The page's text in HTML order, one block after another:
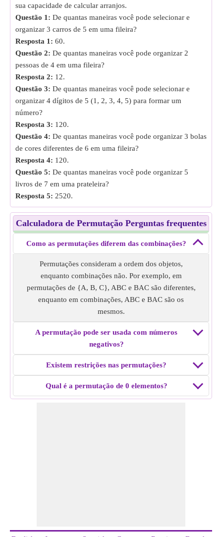
sua capacidade de calcular arranjos.
Questão 1: De quantas maneiras você pode selecionar e
organizar 3 carros de 5 em uma fileira?
Resposta 1: 60.
Questão 2: De quantas maneiras você pode organizar 2
pessoas de 4 em uma fileira?
Resposta 2: 12.
Questão 3: De quantas maneiras você pode selecionar e
organizar 4 dígitos de 5 (1, 2, 3, 4, 5) para formar um
número?
Resposta 3: 120.
Questão 4: De quantas maneiras você pode organizar 3 bolas
de cores diferentes de 6 em uma fileira?
Resposta 4: 120.
Questão 5: De quantas maneiras você pode organizar 5
livros de 7 em uma prateleira?
Resposta 5: 2520.
Calculadora de Permutação Perguntas frequentes
Como as permutações diferem das combinações?
Permutações consideram a ordem dos objetos,
enquanto combinações não. Por exemplo, em
permutações de {A, B, C}, ABC e BAC são diferentes,
enquanto em combinações, ABC e BAC são os
mesmos.
A permutação pode ser usada com números
negativos?
Existem restrições nas permutações?
Qual é a permutação de 0 elementos?